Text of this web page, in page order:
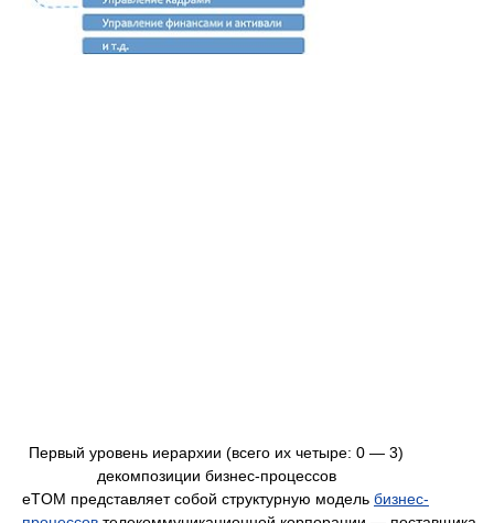
Первый уровень иерархии (всего их четыре: 0 — 3)
декомпозиции бизнес-процессов
eTOM представляет собой структурную модель бизнес-